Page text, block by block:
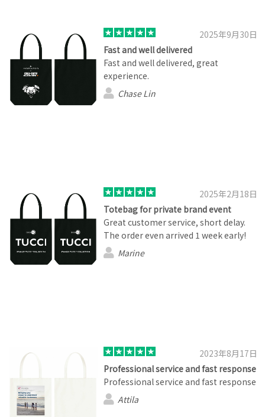
2025年9月30日
Fast and well delivered
Fast and well delivered, great
experience.
Chase Lin
2025年2月18日
Totebag for private brand event
Great customer service, short delay.
The order even arrived 1 week early!
Marine
2023年8月17日
Professional service and fast response
Professional service and fast response
Attila